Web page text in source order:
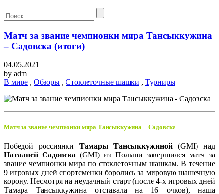
Матч за звание чемпионки мира Тансыккужина
– Садовска (итоги)
04.05.2021
by adm
В мире , Обзоры , Стоклеточные шашки , Турниры
Матч за звание чемпионки мира Тансыккужина – Садовска
Победой россиянки Тамары Тансыккужиной(GMI) над
Наталией Садовска(GMI) из Польши завершился матч за
звание чемпионки мира по стоклеточным шашкам. В течение
9 игровых дней спортсменки боролись за мировую шашечную
корону. Несмотря на неудачный старт (после 4-х игровых дней
Тамара Тансыккужина отставала на 16 очков), наша